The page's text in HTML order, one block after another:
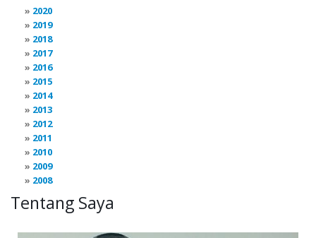
2020
2019
2018
2017
2016
2015
2014
2013
2012
2011
2010
2009
2008
Tentang Saya